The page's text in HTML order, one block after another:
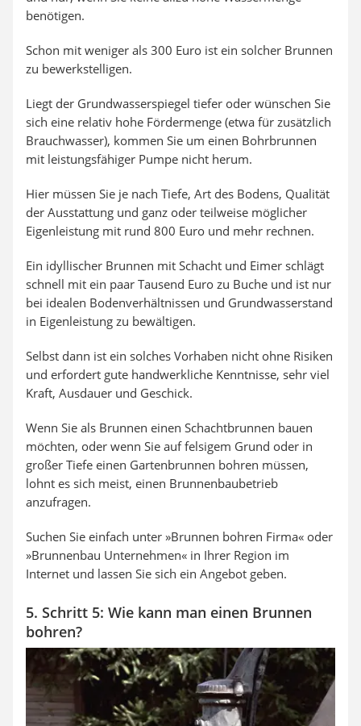
benötigen.
Schon mit weniger als 300 Euro ist ein solcher Brunnen
zu bewerkstelligen.
Liegt der Grundwasserspiegel tiefer oder wünschen Sie
sich eine relativ hohe Fördermenge (etwa für zusätzlich
Brauchwasser), kommen Sie um einen Bohrbrunnen
mit leistungsfähiger Pumpe nicht herum.
Hier müssen Sie je nach Tiefe, Art des Bodens, Qualität
der Ausstattung und ganz oder teilweise möglicher
Eigenleistung mit rund 800 Euro und mehr rechnen.
Ein idyllischer Brunnen mit Schacht und Eimer schlägt
schnell mit ein paar Tausend Euro zu Buche und ist nur
bei idealen Bodenverhältnissen und Grundwasserstand
in Eigenleistung zu bewältigen.
Selbst dann ist ein solches Vorhaben nicht ohne Risiken
und erfordert gute handwerkliche Kenntnisse, sehr viel
Kraft, Ausdauer und Geschick.
Wenn Sie als Brunnen einen Schachtbrunnen bauen
möchten, oder wenn Sie auf felsigem Grund oder in
großer Tiefe einen Gartenbrunnen bohren müssen,
lohnt es sich meist, einen Brunnenbaubetrieb
anzufragen.
Suchen Sie einfach unter »Brunnen bohren Firma« oder
»Brunnenbau Unternehmen« in Ihrer Region im
Internet und lassen Sie sich ein Angebot geben.
5. Schritt 5: Wie kann man einen Brunnen
bohren?